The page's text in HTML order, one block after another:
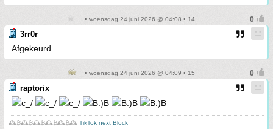
• woensdag 24 juni 2026 @ 04:08 • 14
3rr0r
Afgekeurd
• woensdag 24 juni 2026 @ 04:09 • 15
raptorix
🕰️₿🕰️₿🕰️₿🕰️₿🕰️₿🕰️ TikTok next Block